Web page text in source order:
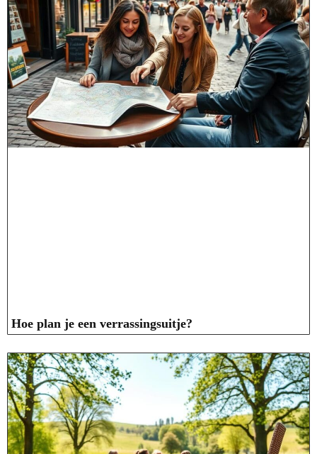
Hoe plan je een verrassingsuitje?